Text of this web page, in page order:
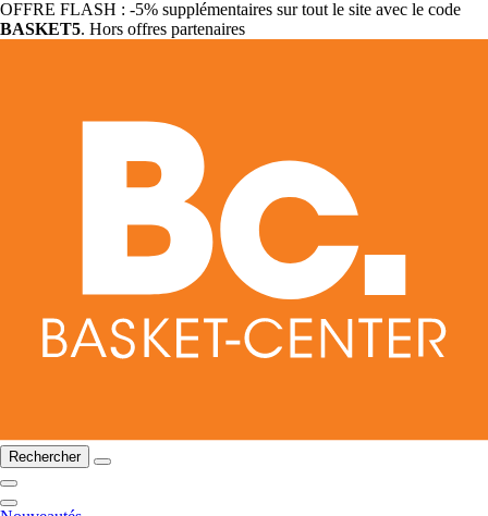
OFFRE FLASH : -5% supplémentaires sur tout le site avec le code
BASKET5. Hors offres partenaires
Rechercher